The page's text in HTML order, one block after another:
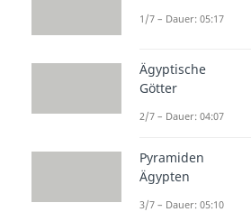
1/7 – Dauer: 05:17
Ägyptische
Götter
2/7 – Dauer: 04:07
Pyramiden
Ägypten
3/7 – Dauer: 05:10